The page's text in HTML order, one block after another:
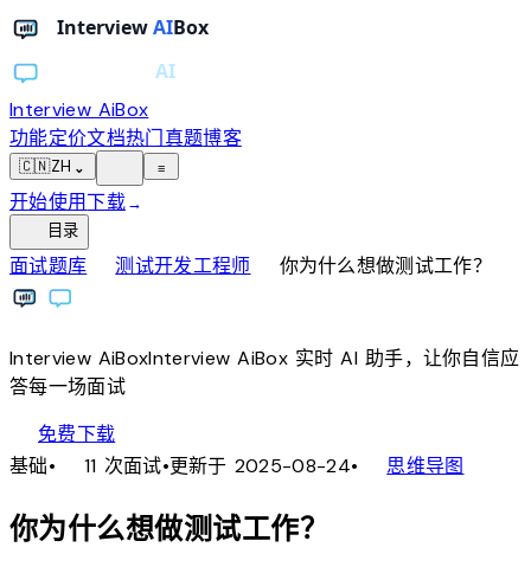
Interview AiBox
功能定价文档热门真题博客
🇨🇳ZH ⌄ ≡
开始使用下载→
目录
面试题库chevron_right测试开发工程师chevron_right 你为什么想做测试工作？
Interview AiBoxInterviewAiBox实时 AI 助手，让你自信应
答每一场面试
免费下载
基础• 11 次面试•更新于 2025-08-24• account_tree思维导图
你为什么想做测试工作？